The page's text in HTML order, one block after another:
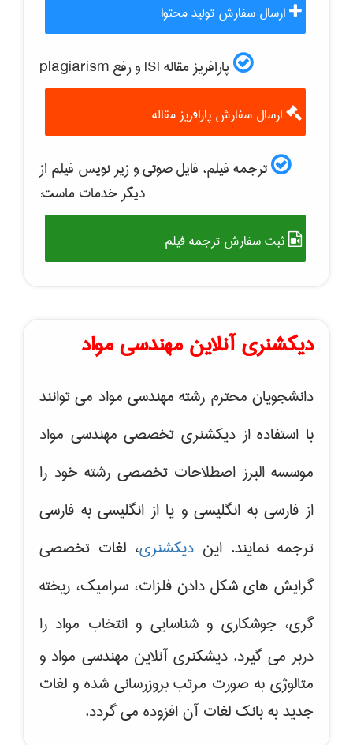
ارسال سفارش تولید محتوا
پارافریز مقاله ISI و رفع plagiarism
ارسال سفارش پارافریز مقاله
ترجمه فیلم، فایل صوتی و زیر نویس فیلم از
دیگر خدمات ماست:
ثبت سفارش ترجمه فیلم
دیکشنری آنلاین مهندسی مواد
دانشجویان محترم رشته مهندسی مواد می توانند
با استفاده از دیکشنری تخصصی مهندسی مواد
موسسه البرز اصطلاحات تخصصی رشته خود را
از فارسی به انگلیسی و یا از انگلیسی به فارسی
ترجمه نمایند. این دیکشنری، لغات تخصصی
گرایش های شکل دادن فلزات، سرامیک، ریخته
گری، جوشکاری و شناسایی و انتخاب مواد را
دربر می گیرد. دیشکنری آنلاین مهندسی مواد و
متالوژی به صورت مرتب بروزرسانی شده و لغات
جدید به بانک لغات آن افزوده می گردد.